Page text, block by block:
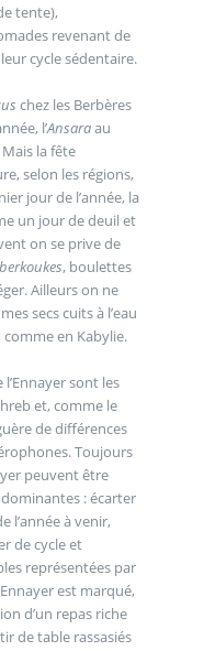
tente),
revenant de
cycle sédentaire.
chez les Berbères
l’Ansaraau
la fête
selon les régions,
jour de l’année, la
un jour de deuil et
on se prive de
berkoukes, boulettes
Ailleurs on ne
secs cuits à l’eau
en Kabylie.
sont les
et, comme le
de différences
Toujours
peuvent être
: écarter
l’année à venir,
de cycle et
représentées par
est marqué,
d’un repas riche
de table rassasiés